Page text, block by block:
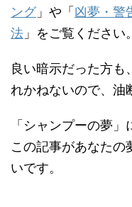
ング」や「 凶夢・警
法 」をご覧ください。
良い暗示だった方も
れかねないので、油
「シャンプーの夢」
この記事があなたの
いです。